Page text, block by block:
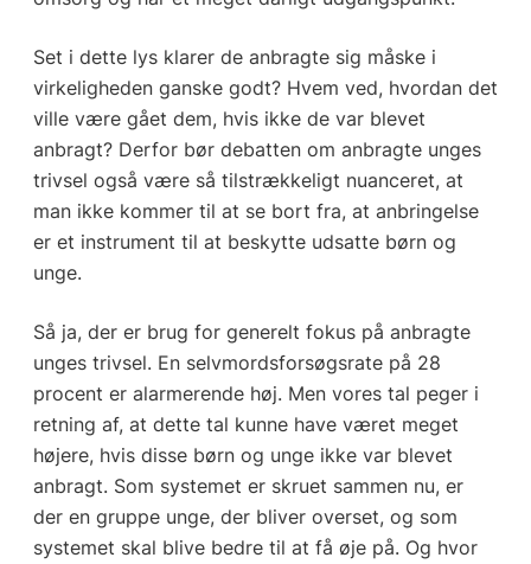
Set i dette lys klarer de anbragte sig måske i
virkeligheden ganske godt? Hvem ved, hvordan det
ville være gået dem, hvis ikke de var blevet
anbragt? Derfor bør debatten om anbragte unges
trivsel også være så tilstrækkeligt nuanceret, at
man ikke kommer til at se bort fra, at anbringelse
er et instrument til at beskytte udsatte børn og
unge.
Så ja, der er brug for generelt fokus på anbragte
unges trivsel. En selvmordsforsøgsrate på 28
procent er alarmerende høj. Men vores tal peger i
retning af, at dette tal kunne have været meget
højere, hvis disse børn og unge ikke var blevet
anbragt. Som systemet er skruet sammen nu, er
der en gruppe unge, der bliver overset, og som
systemet skal blive bedre til at få øje på. Og hvor